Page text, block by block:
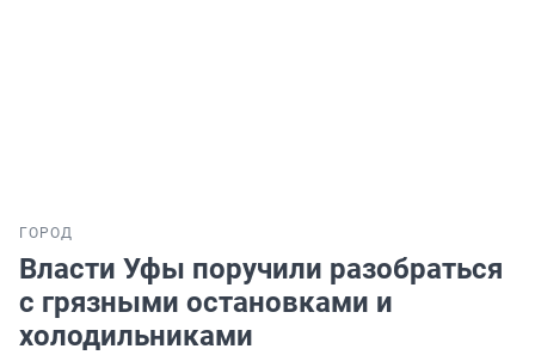
ГОРОД
Власти Уфы поручили разобраться
с грязными остановками и
холодильниками